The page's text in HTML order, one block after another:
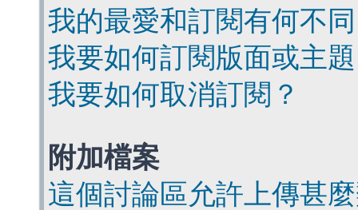
我的最愛和訂閱有何不
我要如何訂閱版面或主
我要如何取消訂閱？
附加檔案
這個討論區允許上傳甚